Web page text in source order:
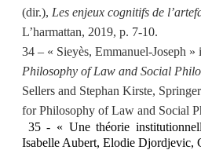
(dir.), Les enjeux cognitifs de
L’harmattan, 2019, p. 7-10.
34 – « Sieyès, Emmanuel-Joseph »
Philosophy of Law and Social
Sellers and Stephan Kirste,
for Philosophy of Law and Social
35 - « Une théorie
Isabelle Aubert, Elodie Djordjevic,